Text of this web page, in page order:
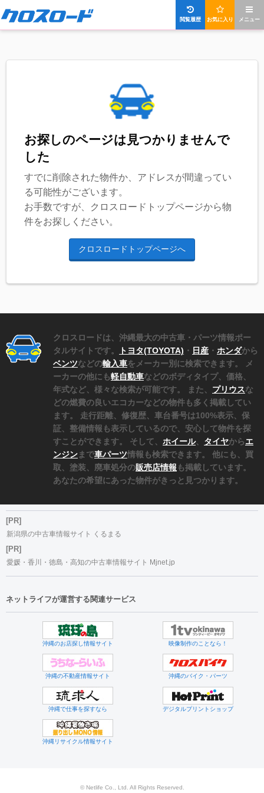
メニュー
お気に入り
閲覧履歴
お探しのページは見つかりませんで
した
すでに削除された物件か、アドレスが間違ってい
る可能性がございます。
お手数ですが、クロスロードトップページから物
件をお探しください。
クロスロードトップページへ
クロスロードは、沖縄最大の中古車・パーツ情報ポー
タルサイトです。
トヨタ(TOYOTA) ・ 日産 ・ ホンダから
ベンツなどの輸入車をメーカー別に検索できます。 メ
ーカーの他にも軽自動車などのボディタイプ、価格、
年式など、様々な検索が可能です。 また、 プリウスな
どの燃費の良いエコカーなどの物件も多く掲載してい
ます。 走行距離、修復歴、車台番号は100%表示、保
証、整備情報も表示しているので、安心して物件を探
すことができます。 そして、 ホイール、 タイヤからエ
ンジンまで車パーツ情報も検索できます。 他にも、買
取、塗装、廃車処分の販売店情報 も掲載しています。
あなたの希望にあった物件がきっと見つかります。
[PR]
新潟県の中古車情報サイト くるまる
[PR]
愛媛・香川・徳島・高知の中古車情報サイト Mjnet.jp
ネットライフが運営する関連サービス
沖縄のお店探し情報サイト 映像制作のことなら！
沖縄の不動産情報サイト 沖縄のバイク・パーツ
沖縄で仕事を探すなら デジタルプリントショップ
沖縄リサイクル情報サイト
© Netlife Co., Ltd. All Rights Reserved.